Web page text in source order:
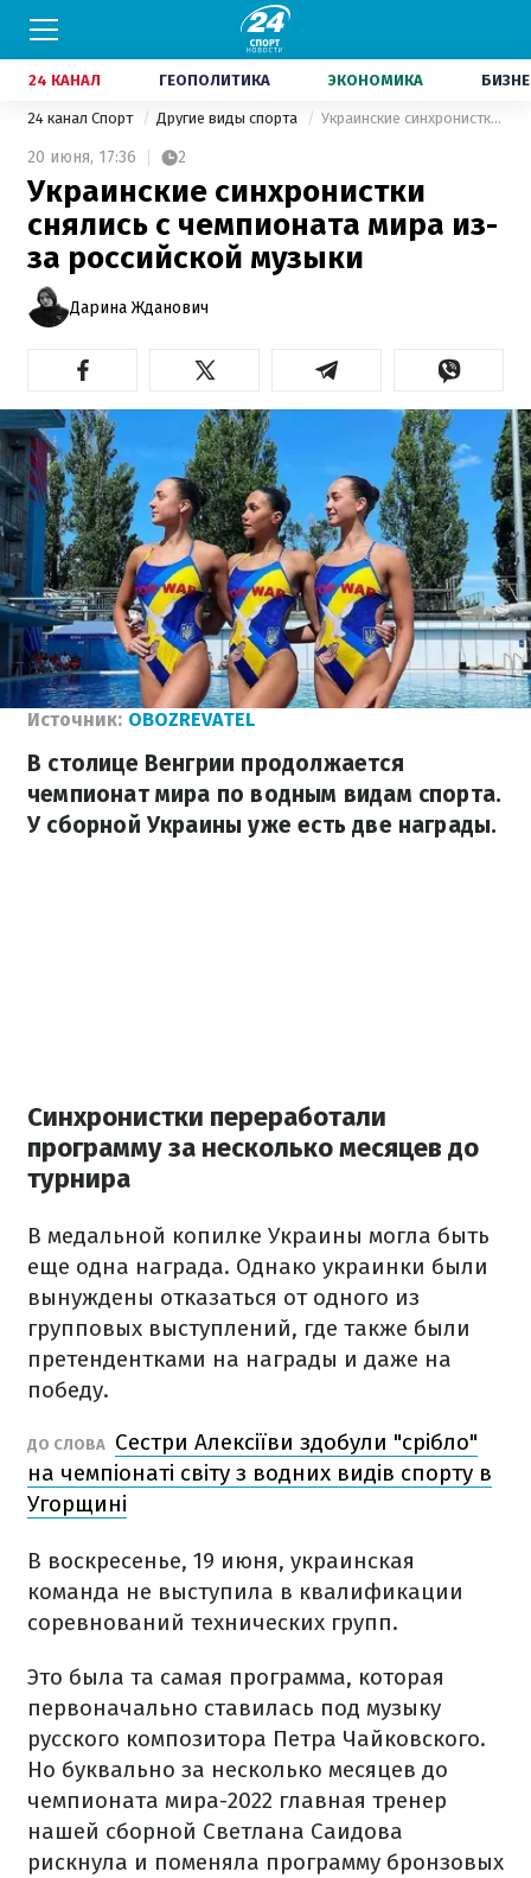
24 КАНАЛ ГЕОПОЛИТИКА ЭКОНОМИКА
24 канал Спорт Другие виды спорта Украинские синхронистки снялись с чемпионата мира из-за российской музыки
20 июня, 17:36 2
Украинские синхронистки
снялись с чемпионата мира из-
за российской музыки
Дарина Жданович
Источник: OBOZREVATEL
В столице Венгрии продолжается
чемпионат мира по водным видам спорта.
У сборной Украины уже есть две награды.
Синхронистки переработали
программу за несколько месяцев до
турнира
В медальной копилке Украины могла быть
еще одна награда. Однако украинки были
вынуждены отказаться от одного из
групповых выступлений, где также были
претендентками на награды и даже на
победу.
ДО СЛОВА Сестри Алексіїви здобули "срібло"
на чемпіонаті світу з водних видів спорту в
Угорщині
В воскресенье, 19 июня, украинская
команда не выступила в квалификации
соревнований технических групп.
Это была та самая программа, которая
первоначально ставилась под музыку
русского композитора Петра Чайковского.
Но буквально за несколько месяцев до
чемпионата мира-2022 главная тренер
нашей сборной Светлана Саидова
рискнула и поменяла программу бронзовых